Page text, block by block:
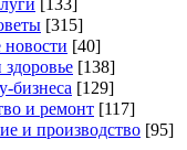
[315]
[40]
[138]
бизнеса [129]
и ремонт [117]
и производство [95]